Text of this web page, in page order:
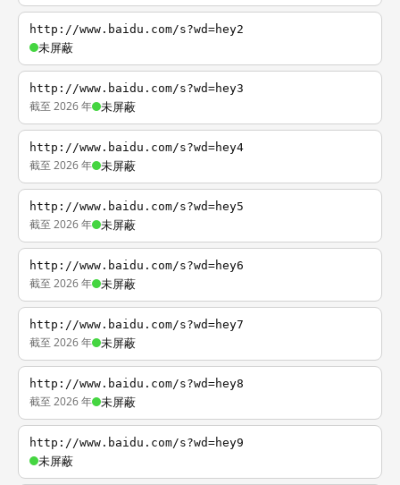
http://www.baidu.com/s?wd=hey2
未屏蔽
http://www.baidu.com/s?wd=hey3
截至 2026 年 未屏蔽
http://www.baidu.com/s?wd=hey4
截至 2026 年 未屏蔽
http://www.baidu.com/s?wd=hey5
截至 2026 年 未屏蔽
http://www.baidu.com/s?wd=hey6
截至 2026 年 未屏蔽
http://www.baidu.com/s?wd=hey7
截至 2026 年 未屏蔽
http://www.baidu.com/s?wd=hey8
截至 2026 年 未屏蔽
http://www.baidu.com/s?wd=hey9
未屏蔽